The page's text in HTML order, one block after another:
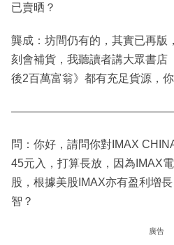
已賣晒？
龔成：坊間仍有的，其實已再版
刻會補貨，我聽讀者講大眾書店
後2百萬富翁》都有充足貨源，你
——————————————–
問：你好，請問你對IMAX
45元入，打算長放，因為IMAX
股，根據美股IMAX亦有盈利增
智？
廣告